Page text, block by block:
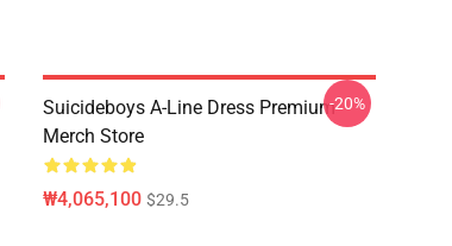
Suicideboys A-Line Dress Premium
Merch Store
₩4,065,100 $29.5
-20%